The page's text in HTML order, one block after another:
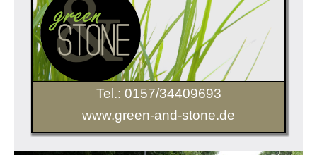
Tel.: 0157/34409693
www.green-and-stone.de